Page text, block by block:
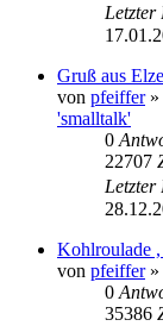
Letzter
Gruß aus Elze
von pfeiffer»
'smalltalk'
0
22707
Letzter
Kohlroulade
von pfeiffer»
0
35386